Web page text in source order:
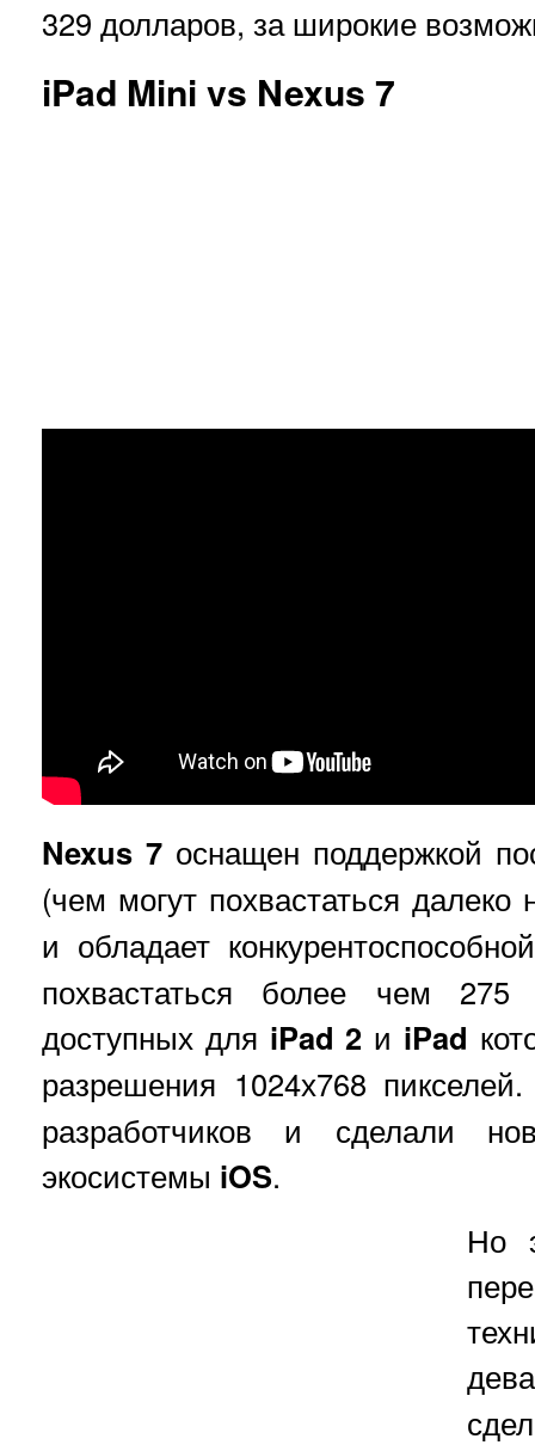
329 долларов, за широкие
iPad Mini vs Nexus 7
Nexus 7 оснащен поддержкой
(чем могут похвастаться
и обладает
похвастаться более чем
доступных для iPad 2 и iPad
разрешения 1024х768
разработчиков и сделали
экосистемы iOS.
Но